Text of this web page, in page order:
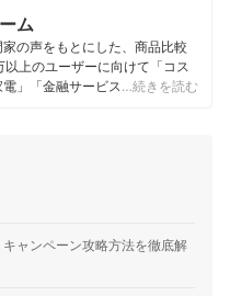
ム
の声をもとにした、商品比較
上のユーザーに向けて「コス
」「金融サービス」まで、ベ
…続きを読む
ャンペーン攻略方法を徹底解